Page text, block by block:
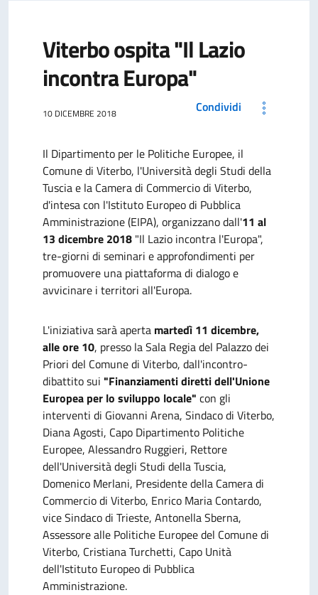
Viterbo ospita "Il Lazio
incontra Europa"
10 DICEMBRE 2018 Condividi
Il Dipartimento per le Politiche Europee, il
Comune di Viterbo, l'Università degli Studi della
Tuscia e la Camera di Commercio di Viterbo,
d'intesa con l'Istituto Europeo di Pubblica
Amministrazione (EIPA), organizzano dall'11 al
13 dicembre 2018 "Il Lazio incontra l'Europa",
tre-giorni di seminari e approfondimenti per
promuovere una piattaforma di dialogo e
avvicinare i territori all'Europa.
L'iniziativa sarà aperta martedì 11 dicembre,
alle ore 10, presso la Sala Regia del Palazzo dei
Priori del Comune di Viterbo, dall'incontro-
dibattito sui "Finanziamenti diretti dell'Unione
Europea per lo sviluppo locale" con gli
interventi di Giovanni Arena, Sindaco di Viterbo,
Diana Agosti, Capo Dipartimento Politiche
Europee, Alessandro Ruggieri, Rettore
dell'Università degli Studi della Tuscia,
Domenico Merlani, Presidente della Camera di
Commercio di Viterbo, Enrico Maria Contardo,
vice Sindaco di Trieste, Antonella Sberna,
Assessore alle Politiche Europee del Comune di
Viterbo, Cristiana Turchetti, Capo Unità
dell'Istituto Europeo di Pubblica
Amministrazione.